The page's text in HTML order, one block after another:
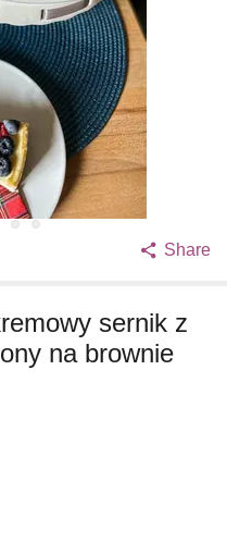
Share
sernik z
na brownie